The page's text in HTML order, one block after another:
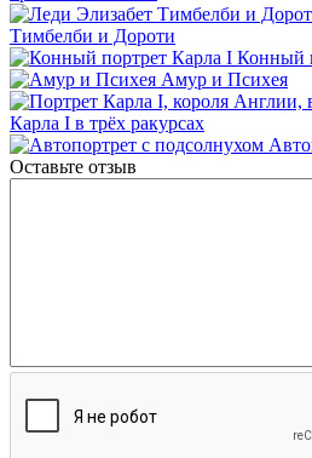
Тимбелби и Дороти
Конный
Амур и Психея
Карла I в трёх ракурсах
Оставьте отзыв